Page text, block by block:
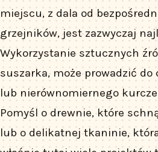
miejscu, z dala od
grzejników, jest zazwyczaj
Wykorzystanie sztucznych
suszarka, może prowadzić do
lub nierównomiernego
Pomyśl o drewnie, które
lub o delikatnej tkaninie,